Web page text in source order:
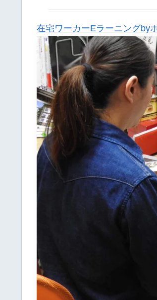
在宅ワーカーEラーニングby